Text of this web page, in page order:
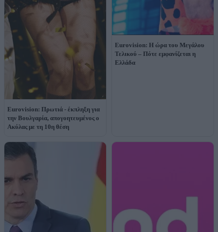
Eurovision: Πρωτιά - έκπληξη για
την Βουλγαρία, απογοητευμένος ο
Ακύλας με τη 10η θέση
Eurovision: Η ώρα του Μεγάλου
Τελικού – Πότε εμφανίζεται η
Ελλάδα